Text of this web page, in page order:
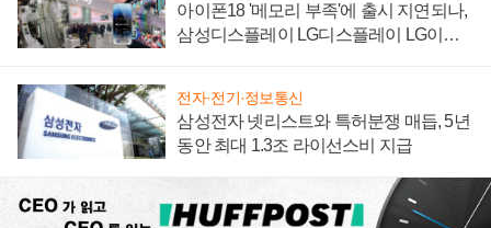
아이폰18 '메모리 부족'에 출시 지연되나,
삼성디스플레이 LG디스플레이 LG이노
전자·전기·정보통신
삼성전자 넷리스트와 특허분쟁 매듭, 5년
동안 최대 1.3조 라이선스비 지급